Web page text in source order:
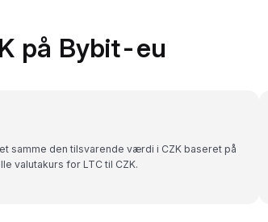
på Bybit-eu
samme den tilsvarende værdi i CZK baseret på
valutakurs for LTC til CZK.